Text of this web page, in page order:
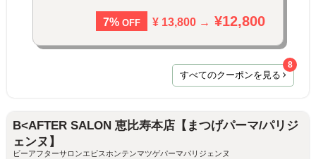
7% OFF ¥ 13,800 → ¥12,800
すべてのクーポンを見る
8
B<AFTER SALON 恵比寿本店【まつげパーマ/パリジ
ェンヌ】
ビーアフターサロンエビスホンテンマツゲパーマパリジェンヌ